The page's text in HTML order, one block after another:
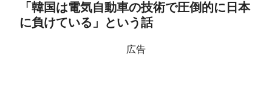
「韓国は電気自動車の技術で圧倒的に日本
に負けている」という話
広告